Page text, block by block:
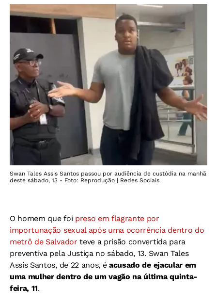
Swan Tales Assis Santos passou por audiência de custódia na manhã
deste sábado, 13 - Foto: Reprodução | Redes Sociais
O homem que foi preso em flagrante por
importunação sexual após uma ocorrência dentro do
metrô de Salvador teve a prisão convertida para
preventiva pela Justiça no sábado, 13. Swan Tales
Assis Santos, de 22 anos, éacusado de ejacular em
uma mulher dentro de um vagão na última quinta-
feira, 11.